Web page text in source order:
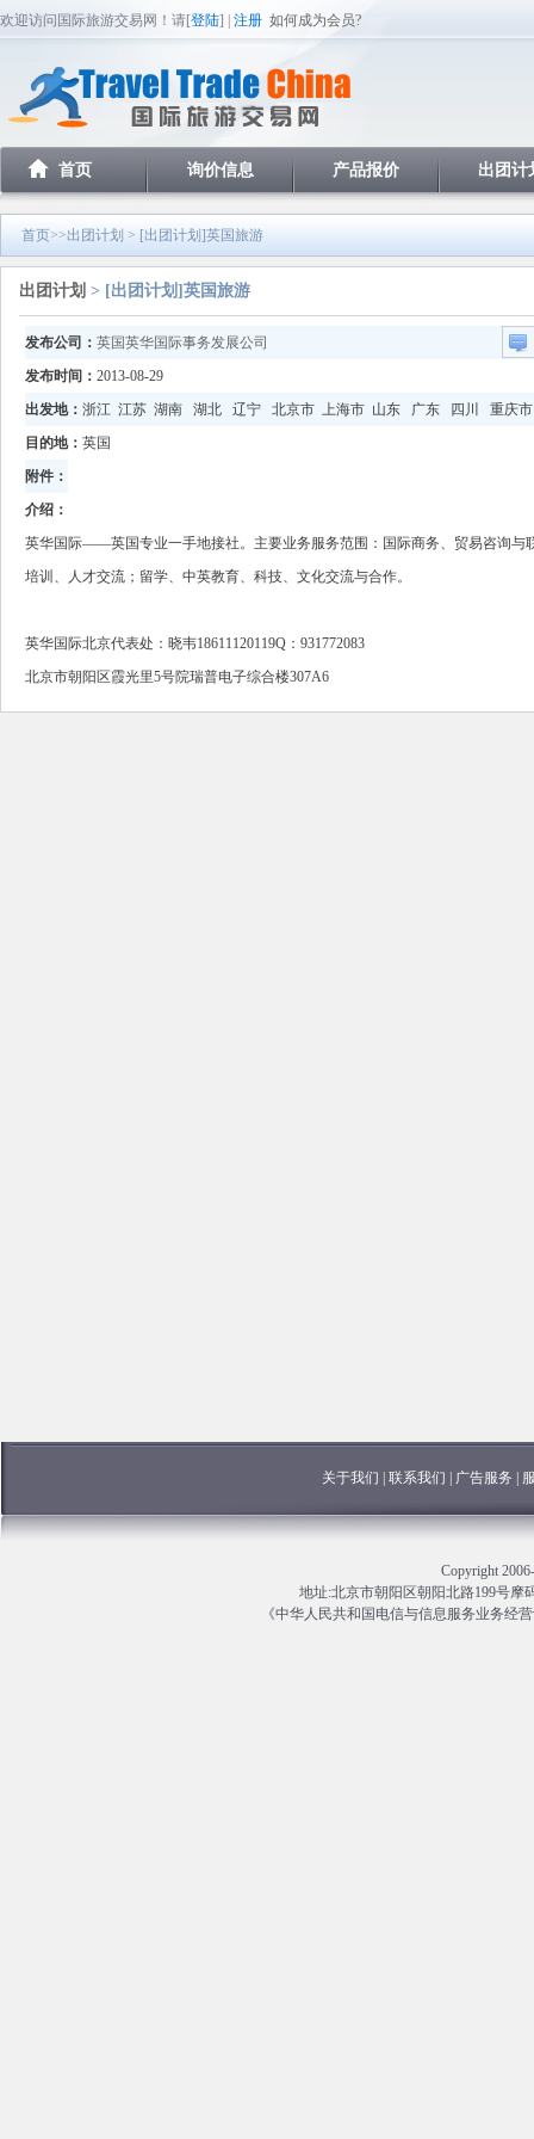
欢迎访问国际旅游交易网！请[登陆] | 注册 如何成为会员?
首页 询价信息 产品报价 出团计
首页>>出团计划 > [出团计划]英国旅游
出团计划 > [出团计划]英国旅游
发布公司： 英国英华国际事务发展公司
发布时间： 2013-08-29
出发地： 浙江 江苏 湖南 湖北 辽宁 北京市 上海市 山东 广东 四川 重庆
目的地： 英国
附件：
介绍：
英华国际——英国专业一手地接社。主要业务服务范围：国际商务、贸易咨询与
培训、人才交流；留学、中英教育、科技、文化交流与合作。
英华国际北京代表处：晓韦18611120119Q：931772083
北京市朝阳区霞光里5号院瑞普电子综合楼307A6
关于我们 联系我们 广告服务
Copyright
地址:北京市朝阳区朝阳北路199号摩
《中华人民共和国电信与信息服务业务经